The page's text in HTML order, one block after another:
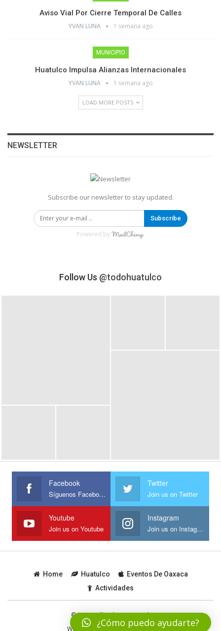
Aviso Vial Por Cierre Temporal De Calles
YVAN LUNA 1 semana ago
MUNICIPIO
Huatulco Impulsa Alianzas Internacionales
YVAN LUNA 1 semana ago
LOAD MORE POSTS
NEWSLETTER
Subscribe our newsletter to stay updated.
Subscribe
Powered by
Follow Us @todohuatulco
Facebook
Síguenos Facebook
Twitter
Join us on Twitter
Youtube
Join us on Youtube
Instagram
Join us on Instagram
Home Huatulco
Eventos De Oaxaca
Actividades
© 2019 - All Rights Reserved.
Website Design: Todo Huatulco
¿Cómo puedo ayudarte?